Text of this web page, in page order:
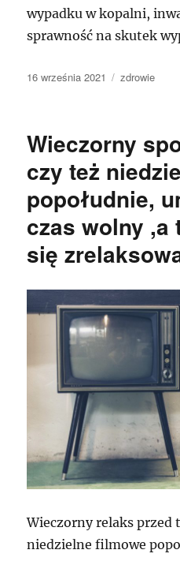
wypadku w kopalni,
sprawność na skutek
Data
16 września 2021 Kategorie
zdrowie
Wieczorny
czy też
popołudnie,
czas wolny ,a
się
Wieczorny relaks przed
niedzielne filmowe